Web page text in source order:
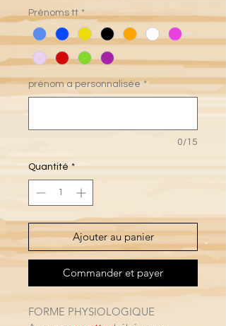
Prénoms tt *
prénom a personnalisée *
0/15
Quantité *
Ajouter au panier
Commander et payer
FORME PHYSIOLOGIQUE